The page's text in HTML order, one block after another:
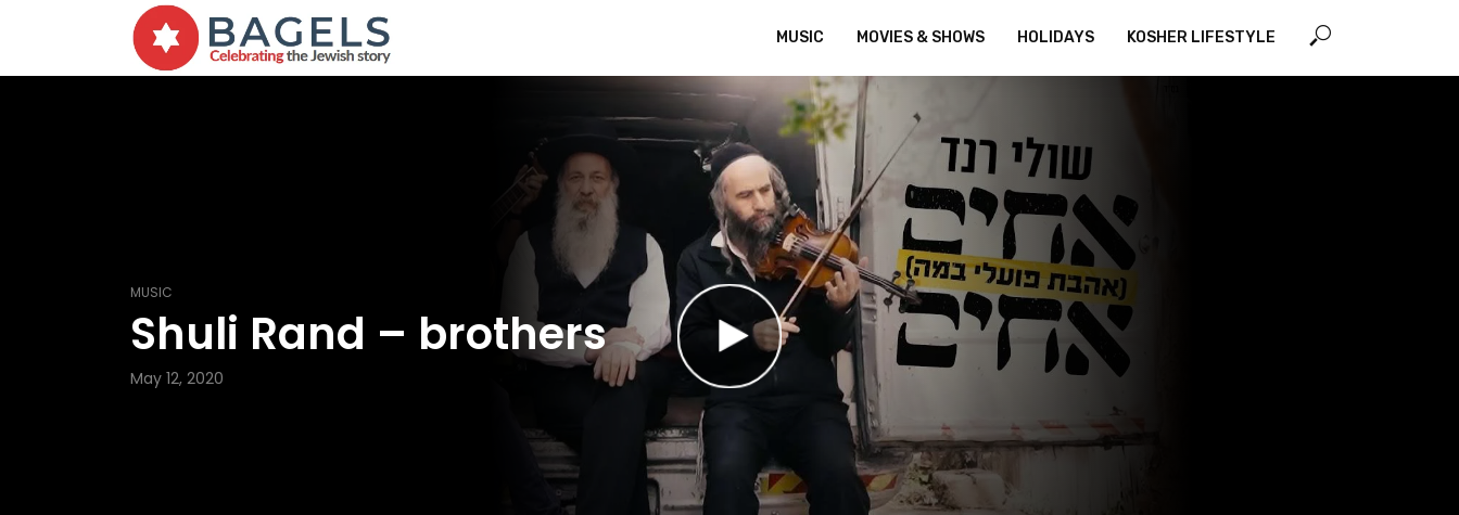
MUSIC MOVIES & SHOWS HOLIDAYS KOSHER LIFESTYLE
MUSIC
Shuli Rand – brothers
May 12, 2020